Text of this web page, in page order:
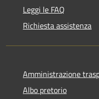
Leggi le FAQ
Richiesta assistenza
Amministrazione
Albo pretorio